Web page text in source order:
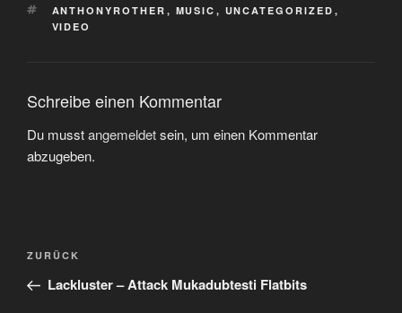
SCHLAGWÖRTER
ANTHONYROTHER , MUSIC , UNCATEGORIZED ,
VIDEO
Schreibe einen Kommentar
Du musstangemeldetsein, um einen Kommentar
abzugeben.
Beitragsnavigation
Vorheriger
Beitrag
ZURÜCK
Lackluster – Attack Mukadubtesti Flatbits